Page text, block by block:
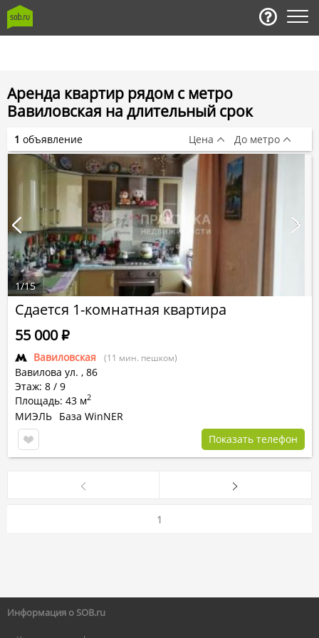
Аренда квартир рядом с метро
Вавиловская на длительный срок
Сдается 1-комнатная квартира
Вавиловская (11 мин. пешком)
Вавилова ул. , 86
Этаж: 8 / 9
Площадь: 43 м2
55 000Р
МИЭЛЬ База WinNER
Показать телефон
1/15
1 объявление Цена До метро
1
Информация о SOB.ru